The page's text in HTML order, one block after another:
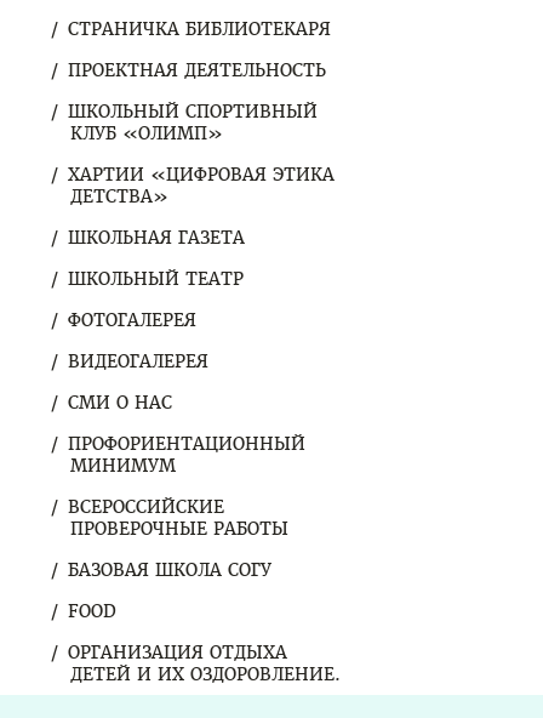
СТРАНИЧКА БИБЛИОТЕКАРЯ
ПРОЕКТНАЯ ДЕЯТЕЛЬНОСТЬ
ШКОЛЬНЫЙ СПОРТИВНЫЙ
КЛУБ «ОЛИМП»
ХАРТИИ «ЦИФРОВАЯ ЭТИКА
ДЕТСТВА»
ШКОЛЬНАЯ ГАЗЕТА
ШКОЛЬНЫЙ ТЕАТР
ФОТОГАЛЕРЕЯ
ВИДЕОГАЛЕРЕЯ
СМИ О НАС
ПРОФОРИЕНТАЦИОННЫЙ
МИНИМУМ
ВСЕРОССИЙСКИЕ
ПРОВЕРОЧНЫЕ РАБОТЫ
БАЗОВАЯ ШКОЛА СОГУ
FOOD
ОРГАНИЗАЦИЯ ОТДЫХА
ДЕТЕЙ И ИХ ОЗДОРОВЛЕНИЕ.